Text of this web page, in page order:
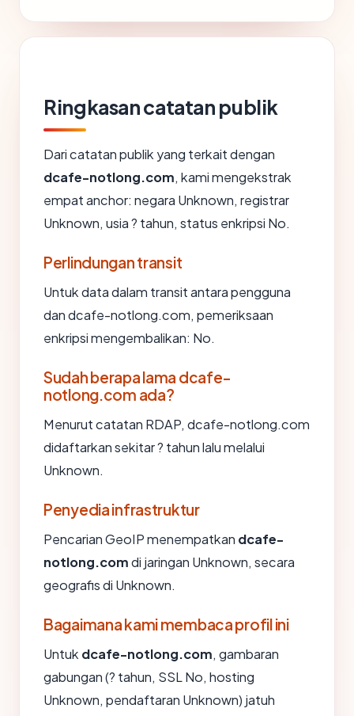
Ringkasan catatan publik
Dari catatan publik yang terkait dengan
dcafe-notlong.com, kami mengekstrak
empat anchor: negara Unknown, registrar
Unknown, usia ? tahun, status enkripsi No.
Perlindungan transit
Untuk data dalam transit antara pengguna
dan dcafe-notlong.com, pemeriksaan
enkripsi mengembalikan: No.
Sudah berapa lama dcafe-
notlong.com ada?
Menurut catatan RDAP, dcafe-notlong.com
didaftarkan sekitar ? tahun lalu melalui
Unknown.
Penyedia infrastruktur
Pencarian GeoIP menempatkan dcafe-
notlong.comdi jaringan Unknown, secara
geografis di Unknown.
Bagaimana kami membaca profil ini
Untuk dcafe-notlong.com, gambaran
gabungan (? tahun, SSL No, hosting
Unknown, pendaftaran Unknown) jatuh